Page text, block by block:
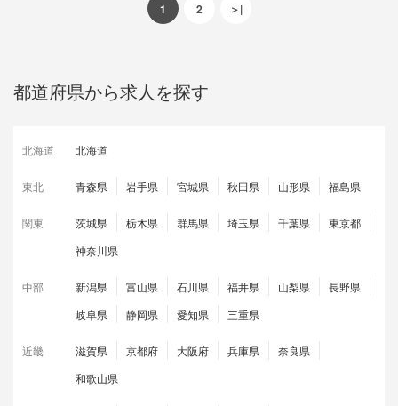
1 2 ＞|
都道府県から求人を探す
北海道 北海道
東北 青森県 岩手県 宮城県 秋田県 山形県 福島県
関東 茨城県 栃木県 群馬県 埼玉県 千葉県
東京都
神奈川県
中部 新潟県 富山県 石川県 福井県 山梨県
長野県
岐阜県
静岡県 愛知県 三重県
近畿 滋賀県 京都府 大阪府 兵庫県
奈良県
和歌山県